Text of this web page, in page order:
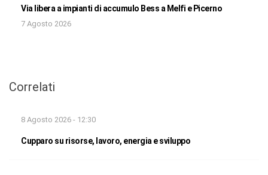
Via libera a impianti di accumulo Bess a Melfi e Picerno
7 Agosto 2026
Correlati
8 Agosto 2026 - 12:30
Cupparo su risorse, lavoro, energia e sviluppo